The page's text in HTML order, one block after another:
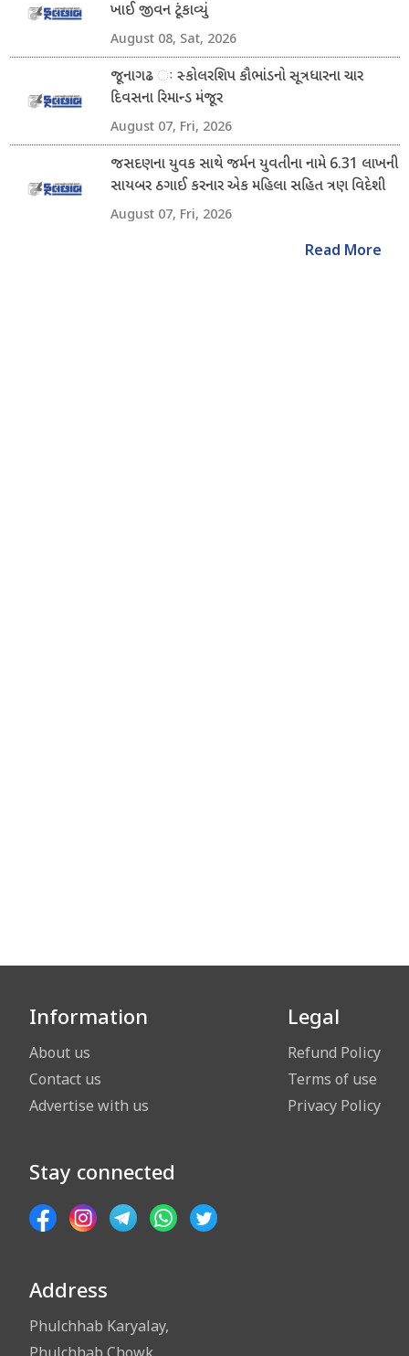
ખાઈ જીવન ટૂંકાવ્યું
August 08, Sat, 2026
જૂનાગઢ ઃ સ્કોલરશિપ કૌભાંડનો સૂત્રધારના ચાર
દિવસના રિમાન્ડ મંજૂર
August 07, Fri, 2026
જસદણના યુવક સાથે જર્મન યુવતીના નામે 6.31 લાખની
સાયબર ઠગાઈ કરનાર એક મહિલા સહિત ત્રણ વિદેશી
નાગરિક ઝડપાયા
August 07, Fri, 2026
Read More
Information
About us
Contact us
Advertise with us
Legal
Refund Policy
Terms of use
Privacy Policy
Stay connected
Address
Phulchhab Karyalay,